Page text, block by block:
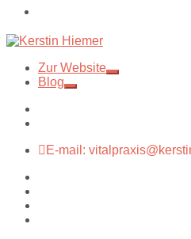
Zur Website
Blog
E-mail: